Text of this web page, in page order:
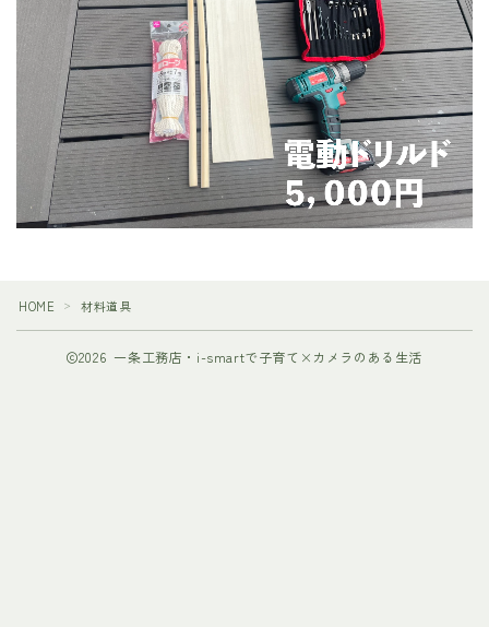
HOME ＞ 材料道具
2026 一条工務店・i-smartで子育て×カメラのある生活